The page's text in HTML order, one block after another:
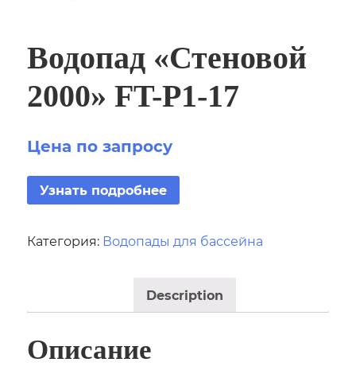
Водопад «Стеновой
2000» FT-Р1-17
Цена по запросу
Узнать подробнее
Категория: Водопады для бассейна
Description
Описание